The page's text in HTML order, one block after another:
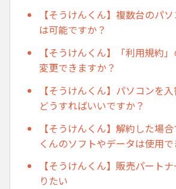
【そうけんくん】複数台のパ
は可能ですか？
【そうけんくん】「利用規約
変更できますか？
【そうけんくん】パソコンを入
どうすればいいですか？
【そうけんくん】解約した場
くんのソフトやデータは使用で
【そうけんくん】販売パート
りたい